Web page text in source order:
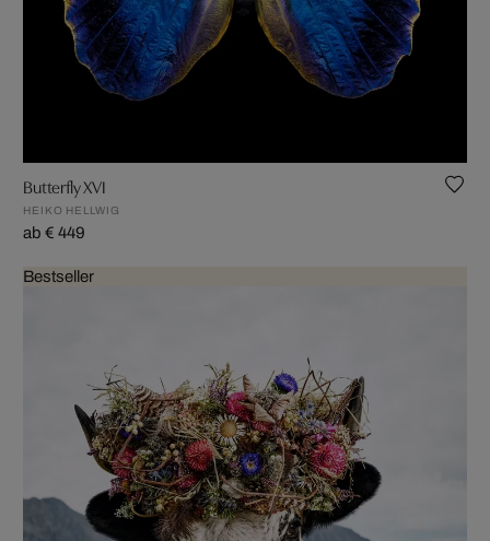
Butterfly XVI
HEIKO HELLWIG
ab € 449
Bestseller